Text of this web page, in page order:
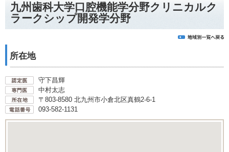
九州歯科大学口腔機能学分野クリニカルク
ラークシップ開発学分野
所在地
守下昌輝
中村太志
〒803-8580 北九州市小倉北区真鶴2-6-1
093-582-1131